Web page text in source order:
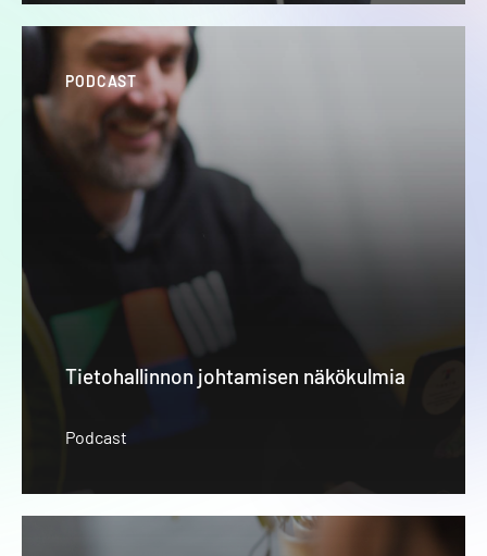
PODCAST
Tietohallinnon johtamisen näkökulmia
Podcast